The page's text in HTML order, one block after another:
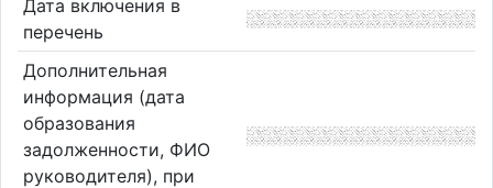
Дата включения в
перечень
Дополнительная
информация (дата
образования
задолженности, ФИО
руководителя), при